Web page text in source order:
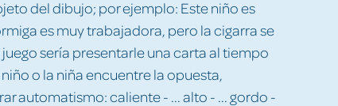
del dibujo; por ejemplo: Este niño es
es muy trabajadora, pero la cigarra se
sería presentarle una carta al tiempo
o la niña encuentre la opuesta,
automatismo: caliente - ... alto - ... gordo -